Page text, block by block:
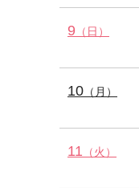
9 （日）
10 （月）
11 （火）